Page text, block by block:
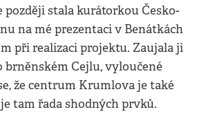
později stala kurátorkou Česko-
na mé prezentaci v Benátkách
při realizaci projektu. Zaujala ji
Cejlu, vyloučené
že centrum Krumlova je také
tam řada shodných prvků.